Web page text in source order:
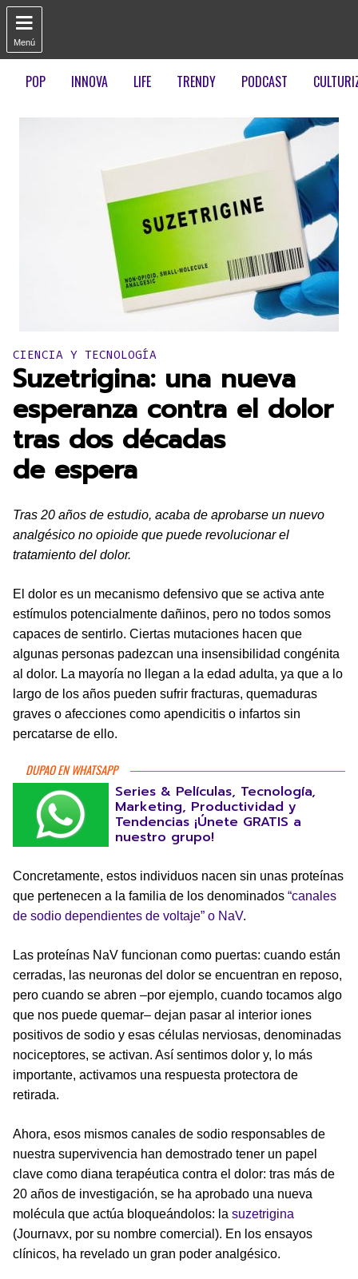

Menú
POP INNOVA LIFE TRENDY PODCAST
Publicado en:
CIENCIA Y TECNOLOGÍA
Suzetrigina: una nueva
esperanza contra el dolor
tras dos décadas
de espera
Tras 20 años de estudio, acaba de aprobarse un nuevo
analgésico no opioide que puede revolucionar el
tratamiento del dolor.
El dolor es un mecanismo defensivo que se activa ante
estímulos potencialmente dañinos, pero no todos somos
capaces de sentirlo. Ciertas mutaciones hacen que
algunas personas padezcan una insensibilidad congénita
al dolor. La mayoría no llegan a la edad adulta, ya que a lo
largo de los años pueden sufrir fracturas, quemaduras
graves o afecciones como apendicitis o infartos sin
percatarse de ello.
DUPAO EN WHATSAPP
Series & Películas, Tecnología,
Marketing, Productividad y
Tendencias ¡Únete GRATIS a
nuestro grupo!
Concretamente, estos individuos nacen sin unas proteínas
que pertenecen a la familia de los denominados “canales
de sodio dependientes de voltaje” o NaV.
Las proteínas NaV funcionan como puertas: cuando están
cerradas, las neuronas del dolor se encuentran en reposo,
pero cuando se abren –por ejemplo, cuando tocamos algo
que nos puede quemar– dejan pasar al interior iones
positivos de sodio y esas células nerviosas, denominadas
nociceptores, se activan. Así sentimos dolor y, lo más
importante, activamos una respuesta protectora de
retirada.
Ahora, esos mismos canales de sodio responsables de
nuestra supervivencia han demostrado tener un papel
clave como diana terapéutica contra el dolor: tras más de
20 años de investigación, se ha aprobado una nueva
molécula que actúa bloqueándolos: la suzetrigina
(Journavx, por su nombre comercial). En los ensayos
clínicos, ha revelado un gran poder analgésico.